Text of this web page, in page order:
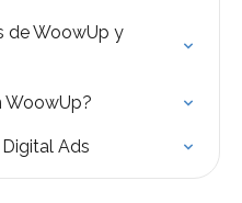
de WoowUp y
WoowUp?
Ads